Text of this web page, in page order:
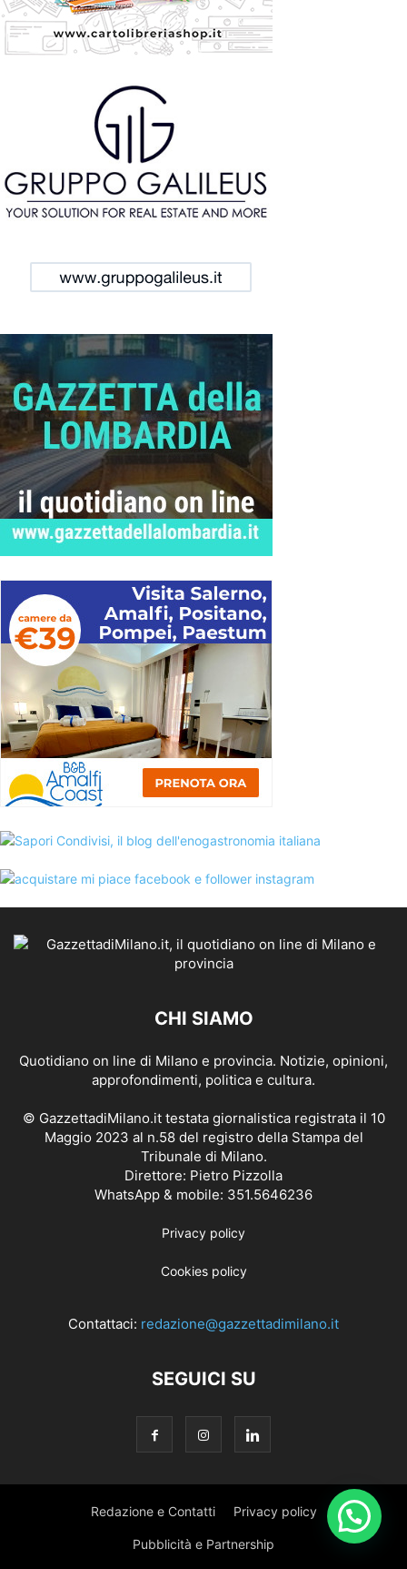
CHI SIAMO
Quotidiano on line di Milano e provincia. Notizie, opinioni,
approfondimenti, politica e cultura.
© GazzettadiMilano.it testata giornalistica registrata il 10
Maggio 2023 al n.58 del registro della Stampa del
Tribunale di Milano.
Direttore: Pietro Pizzolla
WhatsApp & mobile: 351.5646236
Privacy policy
Cookies policy
Contattaci: redazione@gazzettadimilano.it
SEGUICI SU
Redazione e Contatti Privacy policy
Pubblicità e Partnership